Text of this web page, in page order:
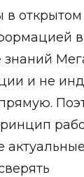
в
в
знаний
и не